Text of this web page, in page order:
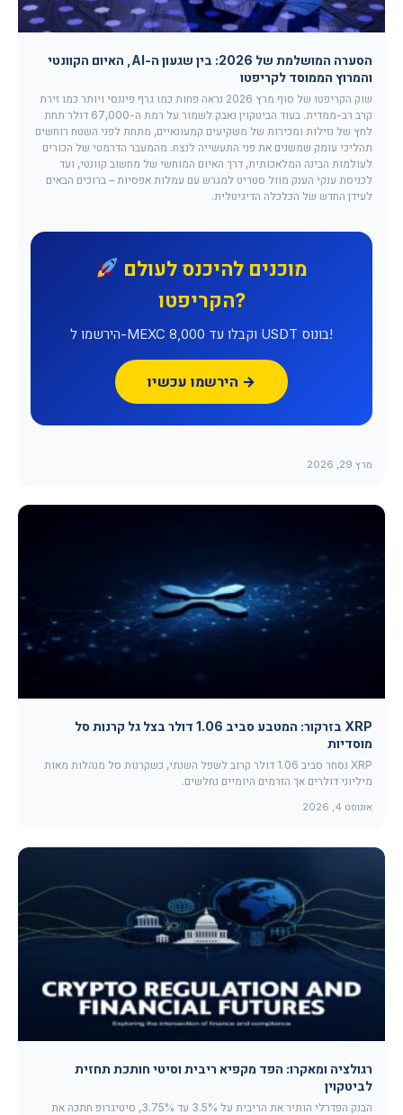
הסערה המושלמת של 2026: בין שגעון ה-AI, האיום הקוונטי
והמרוץ הממוסד לקריפטו
שוק הקריפטו של סוף מרץ 2026 נראה פחות כמו גרף פיננסי ויותר כמו זירת
קרב רב-ממדית. בעוד הביטקוין נאבק לשמור על רמת ה-67,000 דולר תחת
לחץ של נזילות ומכירות של משקיעים קמעונאיים, מתחת לפני השטח רוחשים
תהליכי עומק שמשנים את פני התעשייה לנצח. מהמעבר הדרמטי של הכורים
לעולמות הבינה המלאכותית, דרך האיום המוחשי של מחשוב קוונטי, ועד
לכניסת ענקי הענק מוול סטריט למגרש עם עמלות אפסיות – ברוכים הבאים
לעידן החדש של הכלכלה הדיגיטלית.
הקריפטו?
הירשמו ל-MEXC וקבלו עד 8,000 USDT בונוס!
הירשמו עכשיו →
מרץ 29, 2026
XRP בזרקור: המטבע סביב 1.06 דולר בצל גל קרנות סל
מוסדיות
XRP נסחר סביב 1.06 דולר קרוב לשפל השנתי, כשקרנות סל מנהלות מאות
מיליוני דולרים אך הזרמים היומיים נחלשים.
אוגוסט 4, 2026
רגולציה ומאקרו: הפד מקפיא ריבית וסיטי חותכת תחזית
לביטקוין
הבנק הפדרלי הותיר את הריבית על 3.5% עד 3.75%, סיטיגרופ חתכה את